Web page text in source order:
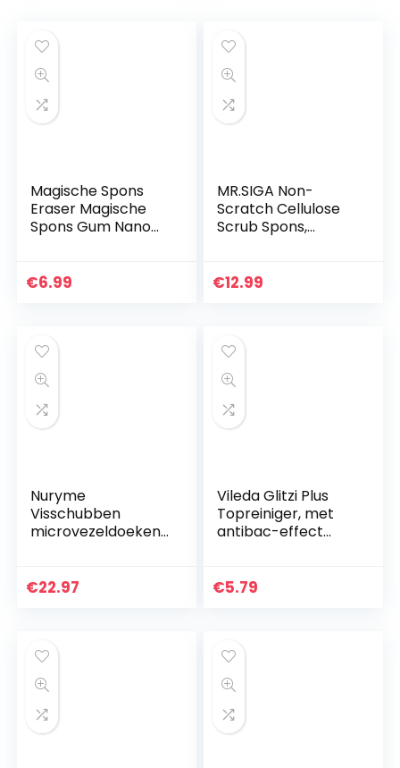
Magische Spons
Eraser Magische
Spons Gum Nano
Gereedschap
€6.99
MR.SIGA Non-
Scratch Cellulose
Scrub Spons,
Keuken, 12 Pack
€12.99
Nuryme
Visschubben
microvezeldoeken,
e golfvormige
€22.97
Vileda Glitzi Plus
Topreiniger, met
antibac-effect
stuks
€5.79